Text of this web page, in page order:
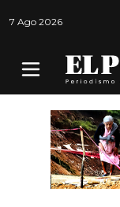
7 Ago 2026